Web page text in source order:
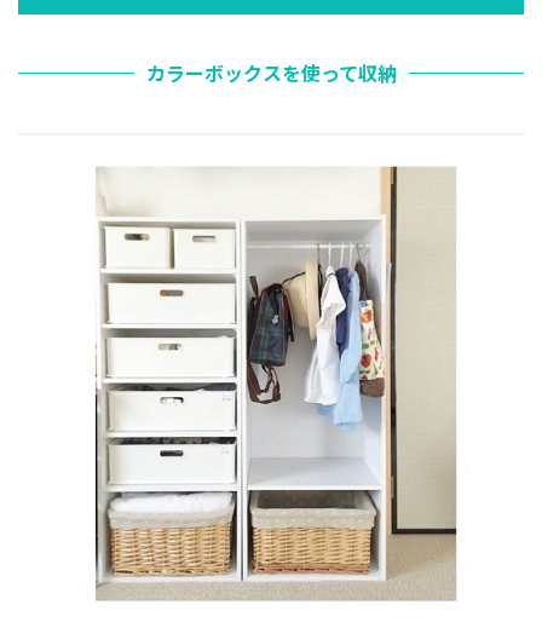
カラーボックスを使って収納